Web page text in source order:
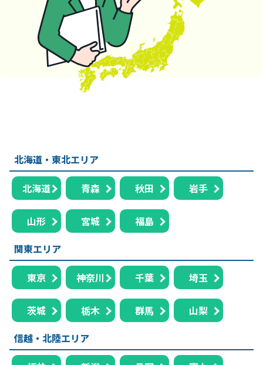
北海道・東北エリア
北海道 青森 秋田 岩手
山形 宮城
福島
関東エリア
東京 神奈川 千葉 埼玉
茨城 栃木 群馬
山梨
信越・北陸エリア